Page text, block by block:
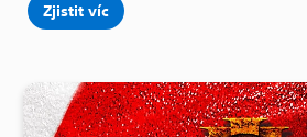
Zjistit víc